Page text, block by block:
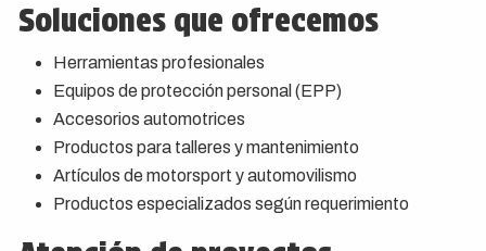
Soluciones que ofrecemos
Herramientas profesionales
Equipos de protección personal (EPP)
Accesorios automotrices
Productos para talleres y mantenimiento
Artículos de motorsport y automovilismo
Productos especializados según requerimiento